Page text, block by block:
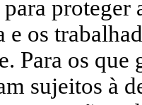
proteger
e os
Para os que
sujeitos à